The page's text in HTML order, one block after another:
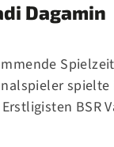
Dagamin
BSR